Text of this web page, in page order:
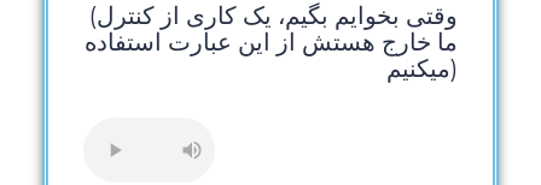
(وقتی بخوایم بگیم، یک کاری از کنترل
ما خارج هستش از این عبارت استفاده
میکنیم)